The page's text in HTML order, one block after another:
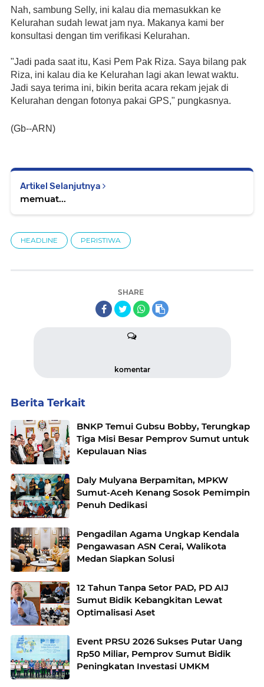
Nah, sambung Selly, ini kalau dia memasukkan ke
Kelurahan sudah lewat jam nya. Makanya kami ber
konsultasi dengan tim verifikasi Kelurahan.
"Jadi pada saat itu, Kasi Pem Pak Riza. Saya bilang pak
Riza, ini kalau dia ke Kelurahan lagi akan lewat waktu.
Jadi saya terima ini, bikin berita acara rekam jejak di
Kelurahan dengan fotonya pakai GPS," pungkasnya.
(Gb--ARN)
Artikel Selanjutnya
memuat...
HEADLINE PERISTIWA
SHARE
komentar
Berita Terkait
BNKP Temui Gubsu Bobby, Terungkap
Tiga Misi Besar Pemprov Sumut untuk
Kepulauan Nias
Daly Mulyana Berpamitan, MPKW
Sumut-Aceh Kenang Sosok Pemimpin
Penuh Dedikasi
Pengadilan Agama Ungkap Kendala
Pengawasan ASN Cerai, Walikota
Medan Siapkan Solusi
12 Tahun Tanpa Setor PAD, PD AIJ
Sumut Bidik Kebangkitan Lewat
Optimalisasi Aset
Event PRSU 2026 Sukses Putar Uang
Rp50 Miliar, Pemprov Sumut Bidik
Peningkatan Investasi UMKM